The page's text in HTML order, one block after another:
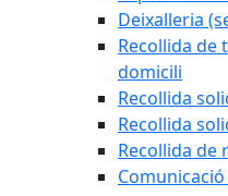
Deixalleria
Recollida de
domicili
Recollida
Recollida
Recollida de